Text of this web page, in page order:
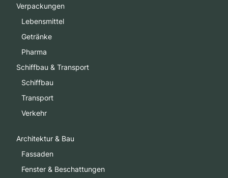
Verpackungen
Lebensmittel
Getränke
Pharma
Schiffbau & Transport
Schiffbau
Transport
Verkehr
Architektur & Bau
Fassaden
Fenster & Beschattungen